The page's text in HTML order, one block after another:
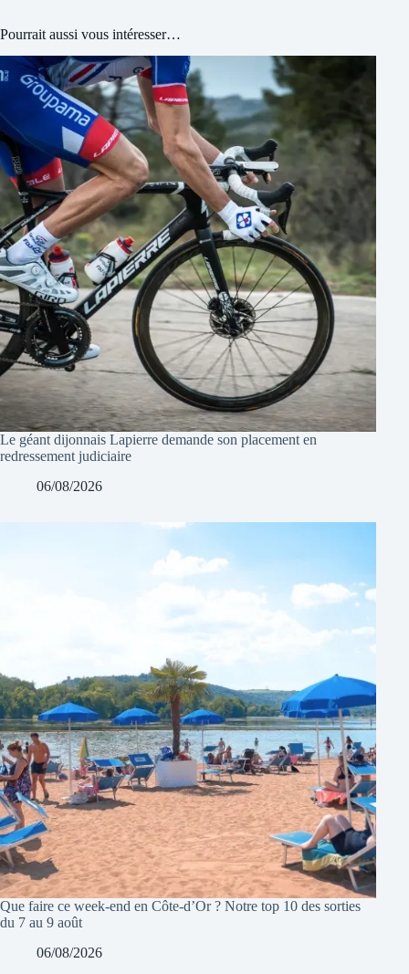
Pourrait aussi vous intéresser…
Le géant dijonnais Lapierre demande son placement en
redressement judiciaire
06/08/2026
Que faire ce week-end en Côte-d’Or ? Notre top 10 des sorties
du 7 au 9 août
06/08/2026